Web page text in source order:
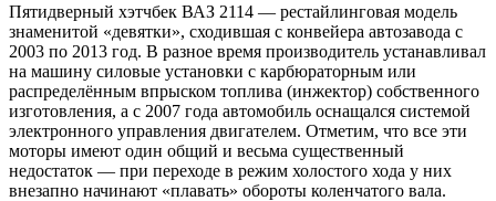
Пятидверный хэтчбек ВАЗ 2114 — рестайлинговая модель
знаменитой «девятки», сходившая с конвейера автозавода с
2003 по 2013 год. В разное время производитель устанавливал
на машину силовые установки с карбюраторным или
распределённым впрыском топлива (инжектор) собственного
изготовления, а с 2007 года автомобиль оснащался системой
электронного управления двигателем. Отметим, что все эти
моторы имеют один общий и весьма существенный
недостаток — при переходе в режим холостого хода у них
внезапно начинают «плавать» обороты коленчатого вала.